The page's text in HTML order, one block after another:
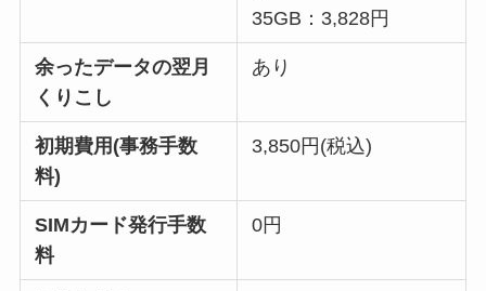
35GB：3,828円
余ったデータの翌月
くりこし
あり
初期費用(事務手数
料)
3,850円(税込)
SIMカード発行手数
料
0円